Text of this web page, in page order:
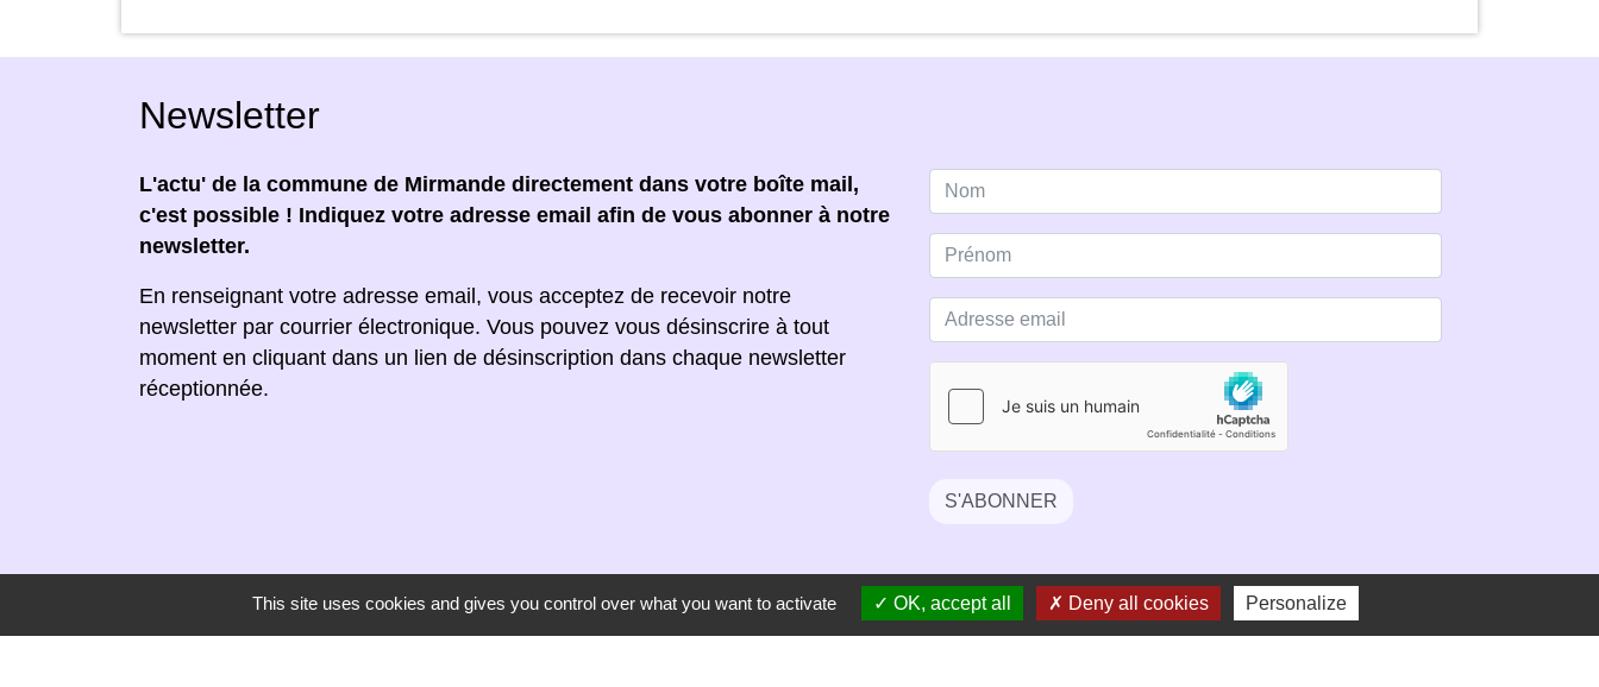
Newsletter
L'actu' de la commune de Mirmande directement dans votre boîte mail,
c'est possible ! Indiquez votre adresse email afin de vous abonner à notre
newsletter.
En renseignant votre adresse email, vous acceptez de recevoir notre
newsletter par courrier électronique. Vous pouvez vous désinscrire à tout
moment en cliquant dans un lien de désinscription dans chaque newsletter
réceptionnée.
S'ABONNER
This site uses cookies and gives you control over what you want to activate OK, accept all Deny all cookies Personalize